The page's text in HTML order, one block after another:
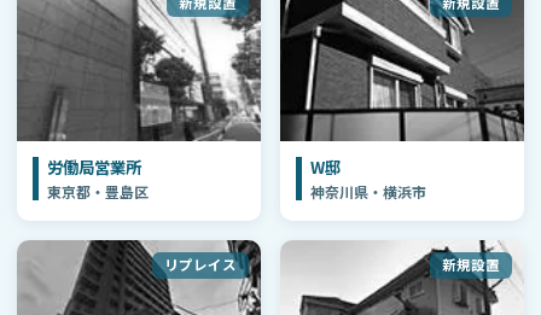
労働局営業所
東京都・豊島区
W邸
神奈川県・横浜市
リプレイス 新規設置